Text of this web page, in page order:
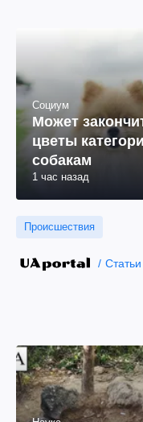
Социум
Может
цветы
собакам
1 час назад
Происшествия
Статьи